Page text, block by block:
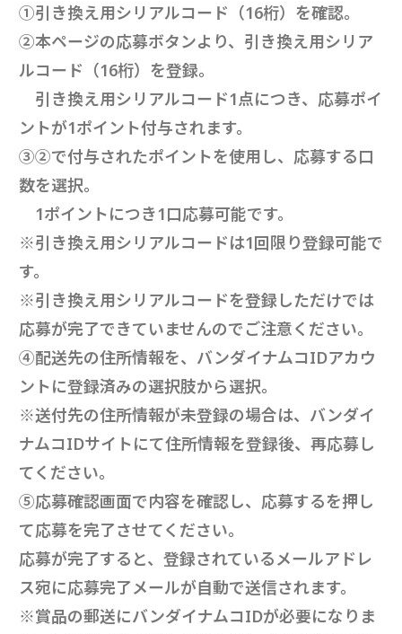
①引き換え用シリアルコード（16桁）を確認。
②本ページの応募ボタンより、引き換え用シリア
ルコード（16桁）を登録。
引き換え用シリアルコード1点につき、応募ポイ
ントが1ポイント付与されます。
③②で付与されたポイントを使用し、応募する口
数を選択。
1ポイントにつき1口応募可能です。
※引き換え用シリアルコードは1回限り登録可能で
す。
※引き換え用シリアルコードを登録しただけでは
応募が完了できていませんのでご注意ください。
④配送先の住所情報を、バンダイナムコIDアカウ
ントに登録済みの選択肢から選択。
※送付先の住所情報が未登録の場合は、バンダイ
ナムコIDサイトにて住所情報を登録後、再応募し
てください。
⑤応募確認画面で内容を確認し、応募するを押し
て応募を完了させてください。
応募が完了すると、登録されているメールアドレ
ス宛に応募完了メールが自動で送信されます。
※賞品の郵送にバンダイナムコIDが必要になりま